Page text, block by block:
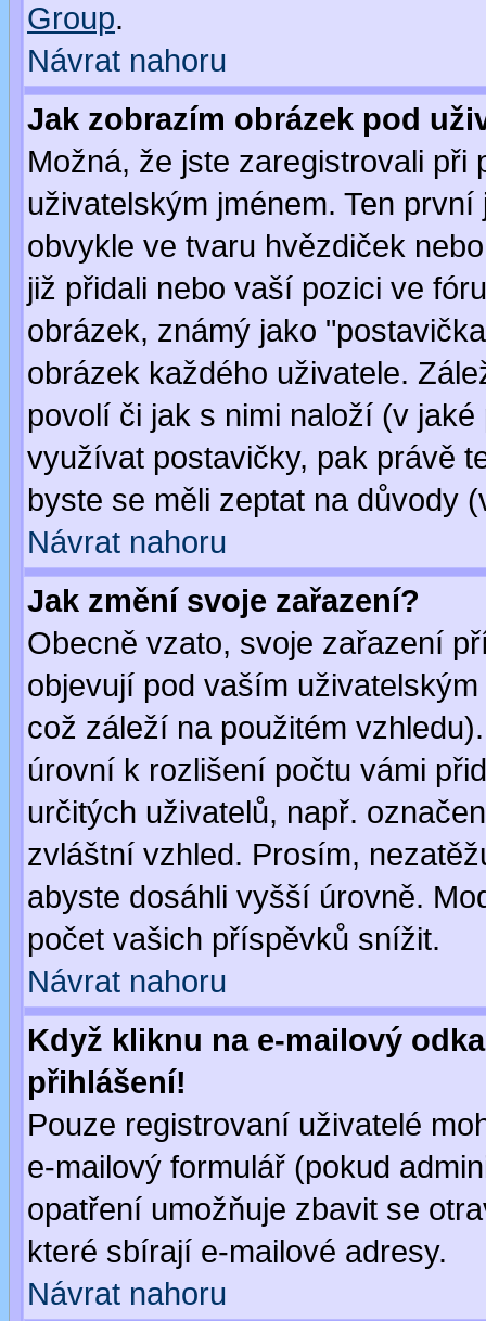
Group.
Návrat nahoru
Jak zobrazím obrázek pod
Možná, že jste zaregistrovali
uživatelským jménem. Ten
obvykle ve tvaru hvězdiček
již přidali nebo vaší pozici ve
obrázek, známý jako
obrázek každého uživatele.
povolí či jak s nimi naloží (v
využívat postavičky, pak právě
byste se měli zeptat na důvody
Návrat nahoru
Jak změní svoje zařazení?
Obecně vzato, svoje zařazení
objevují pod vaším
což záleží na použitém
úrovní k rozlišení počtu vámi
určitých uživatelů, např.
zvláštní vzhled. Prosím,
abyste dosáhli vyšší úrovně.
počet vašich příspěvků snížit.
Návrat nahoru
Když kliknu na e-mailový
přihlášení!
Pouze registrovaní uživatelé
e-mailový formulář (pokud
opatření umožňuje zbavit se
které sbírají e-mailové adresy.
Návrat nahoru